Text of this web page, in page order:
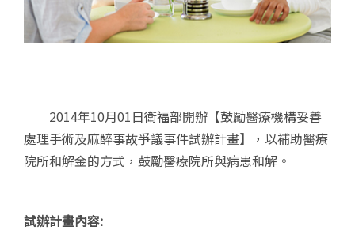
2014年10月01日衛福部開辦【鼓勵醫療機構妥善
處理手術及麻醉事故爭議事件試辦計畫】，以補助醫療
院所和解金的方式，鼓勵醫療院所與病患和解。
試辦計畫內容: